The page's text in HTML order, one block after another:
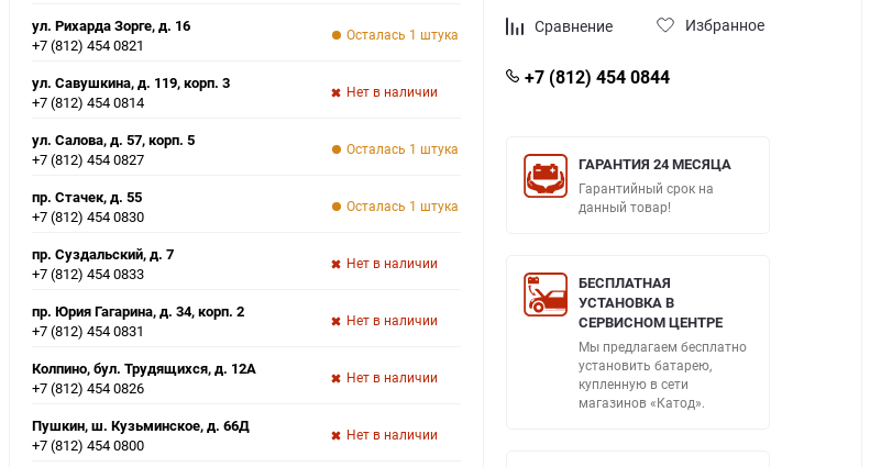
ул. Рихарда Зорге, д. 16
+7 (812) 454 0821
Осталась 1 штука
ул. Савушкина, д. 119, корп. 3
+7 (812) 454 0814
Нет в наличии
ул. Салова, д. 57, корп. 5
+7 (812) 454 0827
Осталась 1 штука
пр. Стачек, д. 55
+7 (812) 454 0830
Осталась 1 штука
пр. Суздальский, д. 7
+7 (812) 454 0833
Нет в наличии
пр. Юрия Гагарина, д. 34, корп. 2
+7 (812) 454 0831
Нет в наличии
Колпино, бул. Трудящихся, д. 12А
+7 (812) 454 0826
Нет в наличии
Пушкин, ш. Кузьминское, д. 66Д
+7 (812) 454 0800
Нет в наличии
Сравнение Избранное
+7 (812) 454 0844
ГАРАНТИЯ 24 МЕСЯЦА
Гарантийный срок на
данный товар!
БЕСПЛАТНАЯ
УСТАНОВКА В
СЕРВИСНОМ ЦЕНТРЕ
Мы предлагаем бесплатно
установить батарею,
купленную в сети
магазинов «Катод».